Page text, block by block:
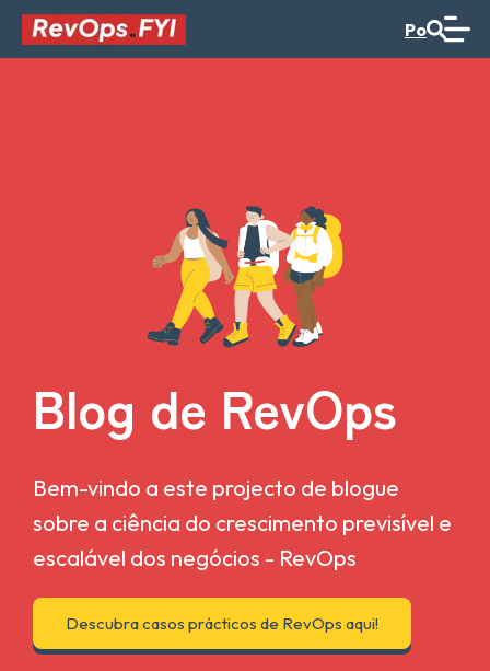
Po
Blog de RevOps
Bem-vindo a este projecto de blogue
sobre a ciência do crescimento previsível e
escalável dos negócios - RevOps
Descubra casos prácticos de RevOps aqui!